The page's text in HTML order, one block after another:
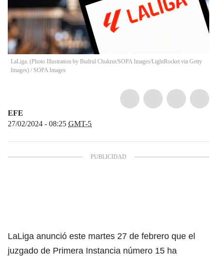
LaLiga. (Photo Illustration by Budrul Chukrut/SOPA Images/LightRocket via Getty
Images) / SOPA Images
EFE
27/02/2024 - 08:25 GMT-5
LaLiga anunció este martes 27 de febrero que el
juzgado de Primera Instancia número 15 ha